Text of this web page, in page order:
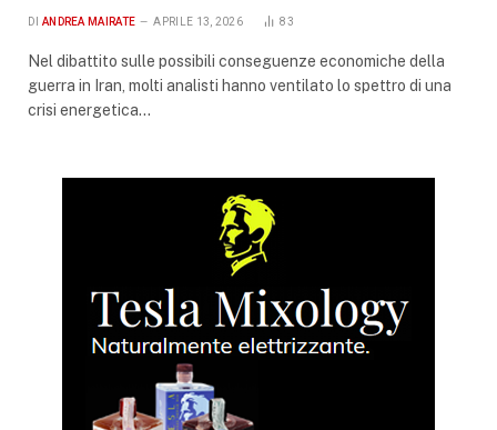
DI ANDREA MAIRATE APRILE 13, 2026 83
Nel dibattito sulle possibili conseguenze economiche della
guerra in Iran, molti analisti hanno ventilato lo spettro di una
crisi energetica…